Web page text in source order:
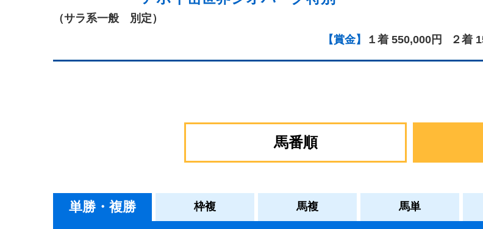
（サラ系一般 別定）
【賞金】
１着 550,000円 ２着
馬番順
単勝・複勝 枠複 馬複 馬単